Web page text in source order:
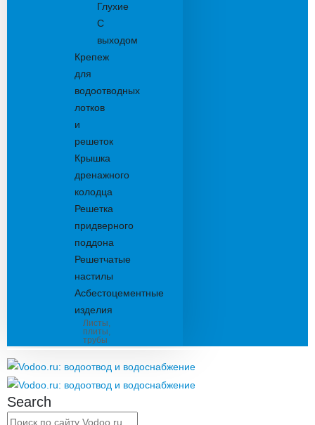
Глухие
С
выходом
Крепеж
для
водоотводных
лотков
и
решеток
Крышка
дренажного
колодца
Решетка
придверного
поддона
Решетчатые
настилы
Асбестоцементные
изделия
Листы,
плиты,
трубы
Search